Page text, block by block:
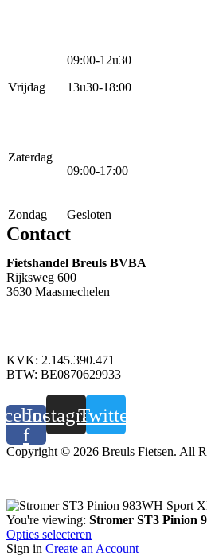
Vrijdag
09:00-12u30
13u30-18:00
Zaterdag
09:00-17:00
Zondag Gesloten
Contact
Fietshandel Breuls BVBA
Rijksweg 600
3630 Maasmechelen
KVK: 2.145.390.471
BTW: BE0870629933
f
Instagram
Twitter
Copyright © 2026 Breuls Fietsen. All
—
You're viewing: Stromer ST3 Pinion
Opties selecteren
Sign in Create an Account